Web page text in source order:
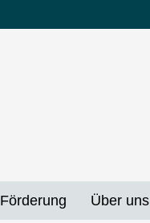
Förderung Über uns